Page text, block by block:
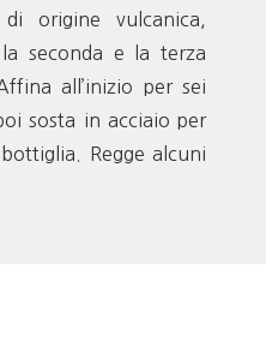
origine vulcanica,
seconda e la terza
all’inizio per sei
sosta in acciaio per
Regge alcuni